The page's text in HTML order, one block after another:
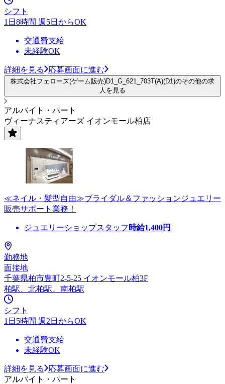
シフト
1日8時間 週5日からOK
交通費支給
未経験OK
詳細を見る 応募画面に進む
株式会社フェローズ(ゲーム販売)D1_G_621_703T(A)(D1)のその他の求
人を見る
アルバイト・パート
ヴィーナスティアーズ イオンモール柏店
≪ネイル・髪型自由≫ブライダル＆ファッションジュエリー
販売サポート業務！
ジュエリーショップスタッフ 時給1,400円
勤務地
面接地
千葉県柏市豊町2-5-25 イオンモール柏3F
柏駅、北柏駅、南柏駅
シフト
1日5時間 週2日からOK
交通費支給
未経験OK
詳細を見る
応募画面に進む
アルバイト・パート